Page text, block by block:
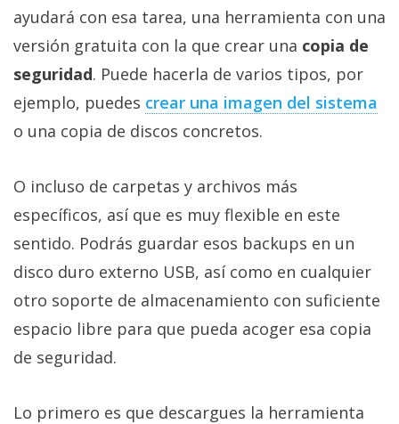
ayudará con esa tarea, una herramienta con una
versión gratuita con la que crear una copia de
seguridad. Puede hacerla de varios tipos, por
ejemplo, puedes crear una imagen del sistema‎
o una copia de discos concretos.
O incluso de carpetas y archivos más
específicos, así que es muy flexible en este
sentido. Podrás guardar esos backups en un
disco duro externo USB, así como en cualquier
otro soporte de almacenamiento con suficiente
espacio libre para que pueda acoger esa copia
de seguridad.
Lo primero es que descargues la herramienta